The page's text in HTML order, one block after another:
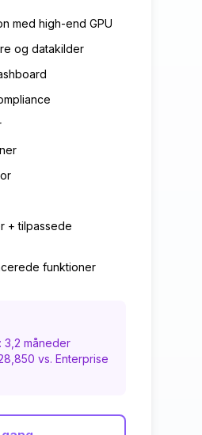
med high-end GPU
og datakilder
+ tilpassede
funktioner
3,2 måneder
vs. Enterprise